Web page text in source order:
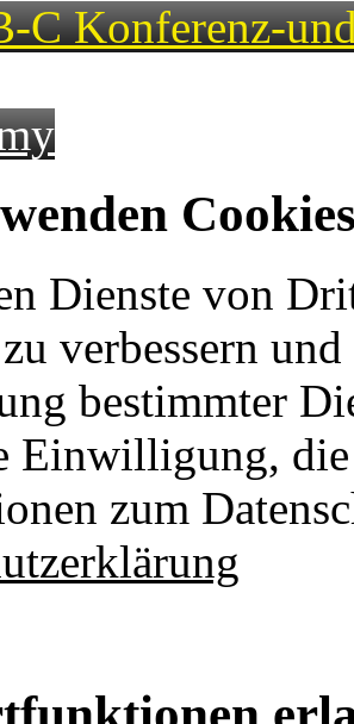
C Konferenz-
Dienste von
verbessern
bestimmter
Einwilligung,
zum